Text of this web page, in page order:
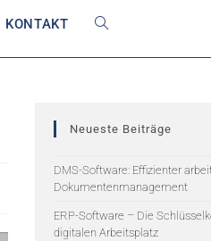
KONTAKT
Neueste Beiträge
DMS-Software: Effizienter
Dokumentenmanagement
ERP-Software – Die
digitalen Arbeitsplatz